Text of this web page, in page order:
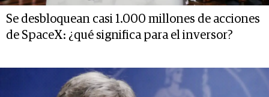
Se desbloquean casi 1.000 millones de acciones
de SpaceX: ¿qué significa para el inversor?